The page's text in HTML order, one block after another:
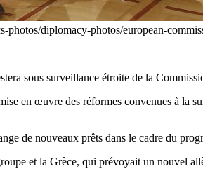
diplomacy-photos/european-
sous surveillance étroite de la
en œuvre des réformes convenues à la
de nouveaux prêts dans le cadre du
et la Grèce, qui prévoyait un nouvel